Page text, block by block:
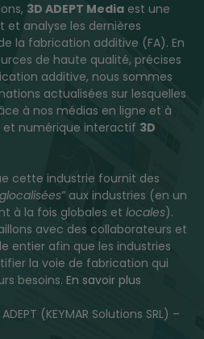
3D ADEPT Media est une
et analyse les dernières
la fabrication additive (FA). En
de haute qualité, précises
additive, nous sommes
actualisées sur lesquelles
à nos médias en ligne et à
numérique interactif 3D
cette industrie fournit des
glocalisées” aux industries (en un
à la fois globales et locales).
avec des collaborateurs et
entier afin que les industries
la voie de fabrication qui
besoins. En savoir plus
ADEPT (KEYMAR Solutions SRL) –